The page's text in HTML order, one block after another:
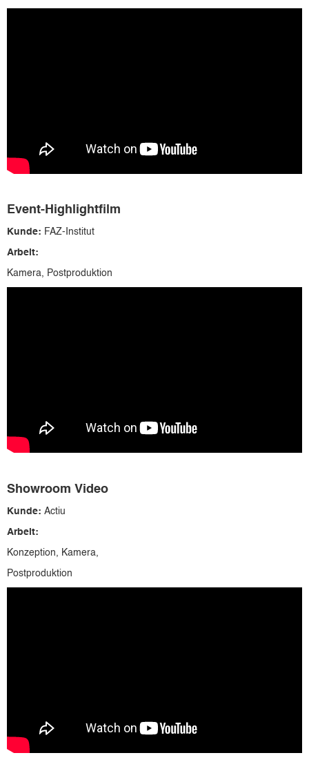
Event-Highlightfilm
Kunde: FAZ-Institut
Arbeit:
Kamera, Postproduktion
Showroom Video
Kunde: Actiu
Arbeit:
Konzeption, Kamera,
Postproduktion